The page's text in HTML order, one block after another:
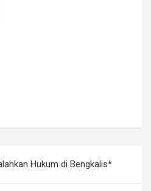
Hukum di Bengkalis*